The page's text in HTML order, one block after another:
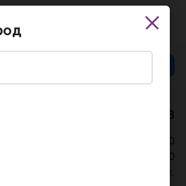
8 (800) 5000-338
Режим работы - 9:30-20:00
и праздники - 10:00-19:00
без перерыва и выходных.